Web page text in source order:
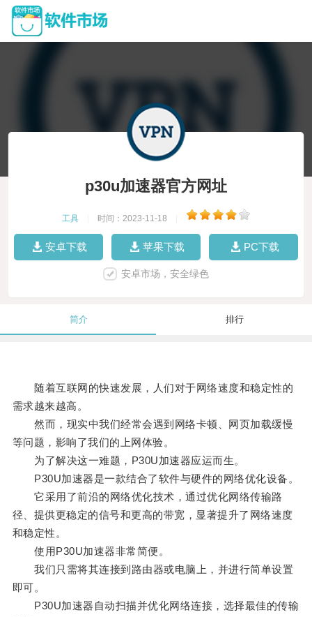
p30u加速器官方网址
工具 时间：2023-11-18
安卓下载 苹果下载 PC下载
安卓市场，安全绿色
简介 排行
随着互联网的快速发展，人们对于网络速度和稳定性的
需求越来越高。
然而，现实中我们经常会遇到网络卡顿、网页加载缓慢
等问题，影响了我们的上网体验。
为了解决这一难题，P30U加速器应运而生。
P30U加速器是一款结合了软件与硬件的网络优化设备。
它采用了前沿的网络优化技术，通过优化网络传输路
径、提供更稳定的信号和更高的带宽，显著提升了网络速度
和稳定性。
使用P30U加速器非常简便。
我们只需将其连接到路由器或电脑上，并进行简单设置
即可。
P30U加速器自动扫描并优化网络连接，选择最佳的传输